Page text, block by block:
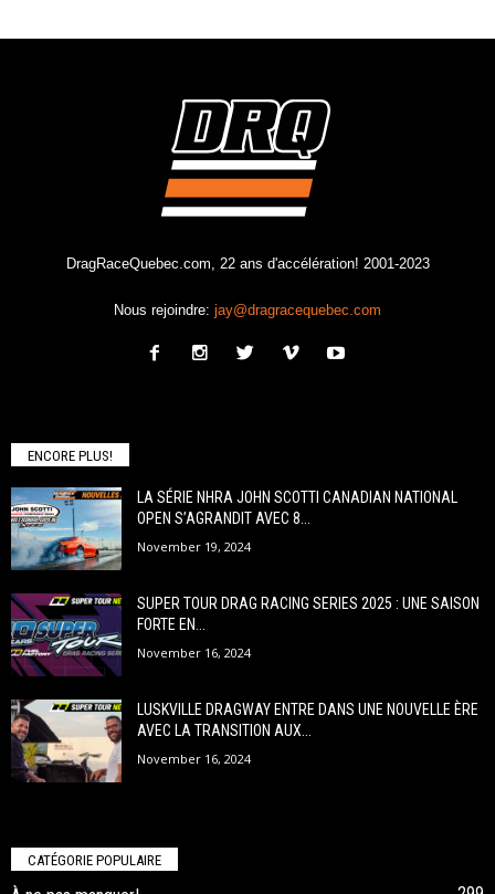
DragRaceQuebec.com, 22 ans d'accélération! 2001-2023
Nous rejoindre: jay@dragracequebec.com
ENCORE PLUS!
LA SÉRIE NHRA JOHN SCOTTI CANADIAN NATIONAL
OPEN S’AGRANDIT AVEC 8...
November 19, 2024
SUPER TOUR DRAG RACING SERIES 2025 : UNE SAISON
FORTE EN...
November 16, 2024
LUSKVILLE DRAGWAY ENTRE DANS UNE NOUVELLE ÈRE
AVEC LA TRANSITION AUX...
November 16, 2024
CATÉGORIE POPULAIRE